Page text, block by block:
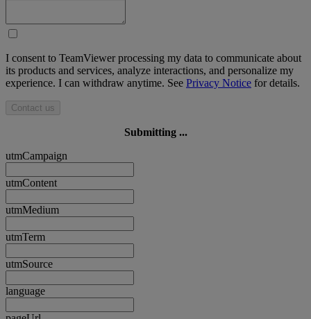
I consent to TeamViewer processing my data to communicate about
its products and services, analyze interactions, and personalize my
experience. I can withdraw anytime. See Privacy Notice for details.
Contact us
Submitting ...
utmCampaign
utmContent
utmMedium
utmTerm
utmSource
language